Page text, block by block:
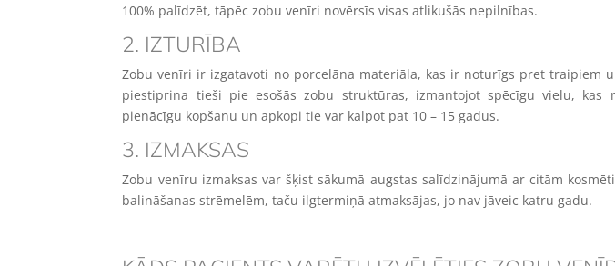
100% palīdzēt, tāpēc zobu venīri novērsīs visas atlikušās nepilnības.
2. IZTURĪBA
Zobu venīri ir izgatavoti no porcelāna materiāla, kas ir noturīgs pret traipiem
piestiprina tieši pie esošās zobu struktūras, izmantojot spēcīgu vielu,
pienācīgu kopšanu un apkopi tie var kalpot pat 10 – 15 gadus.
3. IZMAKSAS
Zobu venīru izmaksas var šķist sākumā augstas salīdzinājumā ar citām
balināšanas strēmelēm, taču ilgtermiņā atmaksājas, jo nav jāveic katru gadu.